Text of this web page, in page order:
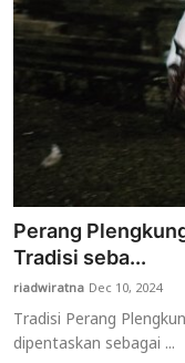
Perang
Tradisi seba...
riadwiratna Dec 10, 2024
Tradisi Perang
dipentaskan sebagai ...